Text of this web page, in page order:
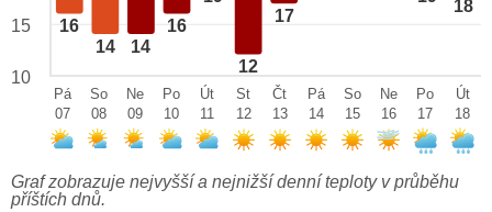
16
14 14
16
12
17
18
15
10
Pá
07
So
08
Ne
09
Po
10
Út
11
St
12
Čt
13
Pá
14
So
15
Ne
16
Po
17
Út
18
Graf zobrazuje nejvyšší a nejnižší denní teploty v průběhu
příštích dnů.